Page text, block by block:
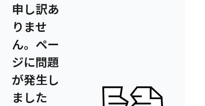
申し訳あ
りませ
ん。ペー
ジに問題
が発生し
ました